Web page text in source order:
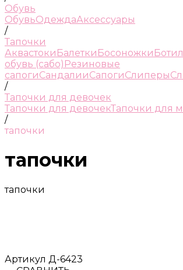
Обувь
ОбувьОдеждаАксессуары
/
Тапочки
Аквастоки Балетки Босоножки
обувь (сабо) Резиновые
сапогиСандалииСапогиСлиперы
/
Тапочки для девочек
Тапочки для девочекТапочки для
/
тапочки
тапочки
тапочки
Артикул Д-6423